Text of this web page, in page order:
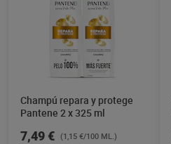
Champú repara y protege
Pantene 2 x 325 ml
7,49 € (1,15 €/100 ML.)